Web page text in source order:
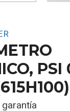
PSI